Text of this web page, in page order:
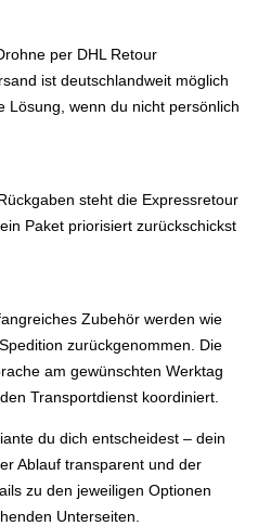
per DHL Retour
ist deutschlandweit möglich
Lösung, wenn du nicht persönlich
steht die Expressretour
Paket priorisiert zurückschickst
Zubehör werden wie
zurückgenommen. Die
am gewünschten Werktag
Transportdienst koordiniert.
du dich entscheidest – dein
Ablauf transparent und der
zu den jeweiligen Optionen
Unterseiten.